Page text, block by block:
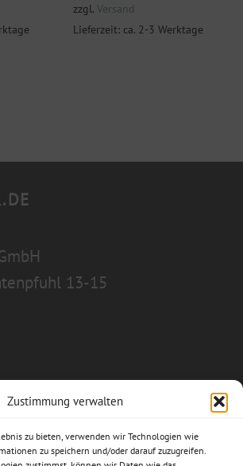
Zustimmung verwalten
zu bieten, verwenden wir Technologien wie
zu speichern und/oder darauf zuzugreifen.
zzgl. Versand
Lieferzeit: ca. 2-3 Werktage
13-15